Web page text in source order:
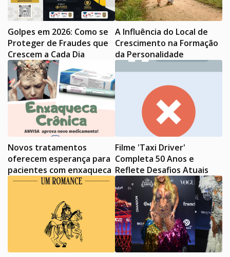
Golpes em 2026: Como se
Proteger de Fraudes que
Crescem a Cada Dia
A Influência do Local de
Crescimento na Formação
da Personalidade
Novos tratamentos
oferecem esperança para
pacientes com enxaqueca
Filme 'Taxi Driver'
Completa 50 Anos e
Reflete Desafios Atuais